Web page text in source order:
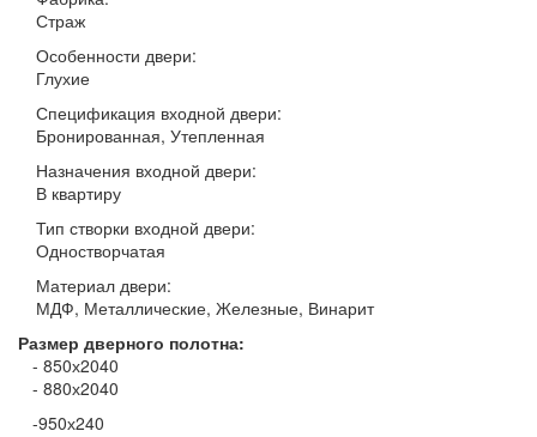
Страж
Особенности двери:
Глухие
Спецификация входной двери:
Бронированная, Утепленная
Назначения входной двери:
В квартиру
Тип створки входной двери:
Одностворчатая
Материал двери:
МДФ, Металлические, Железные, Винарит
Размер дверного полотна:
- 850х2040
- 880х2040
-950х240